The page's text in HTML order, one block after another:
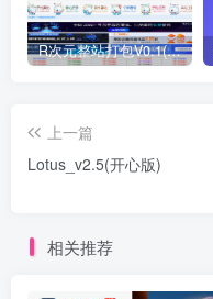
R次元整站打包V0.1(原创)
上一篇
Lotus_v2.5(开心版)
相关推荐